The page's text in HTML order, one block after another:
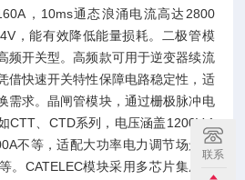
，10ms通态浪涌电流高达2800
，能有效降低能量损耗。二极管模
频开关型。高频款可用于逆变器续流
借快速开关特性保障电路稳定性，适
需求。晶闸管模块，通过栅极脉冲电
CTT、CTD系列，电压涵盖1200V-1
不等，适配大功率电力调节场景，
。CATELEC模块采用多芯片集成封
联系